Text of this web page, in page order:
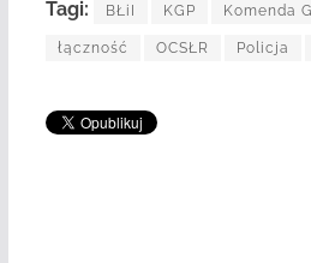
Tagi: BŁiI KGP Komenda
łączność OCSŁR Policja